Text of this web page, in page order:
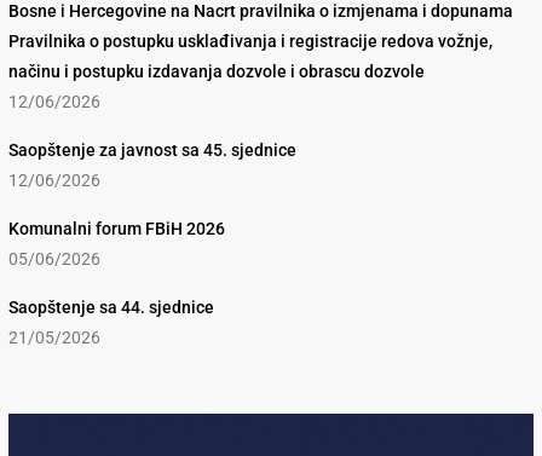
Bosne i Hercegovine na Nacrt pravilnika o izmjenama i dopunama
Pravilnika o postupku usklađivanja i registracije redova vožnje,
načinu i postupku izdavanja dozvole i obrascu dozvole
12/06/2026
Saopštenje za javnost sa 45. sjednice
12/06/2026
Komunalni forum FBiH 2026
05/06/2026
Saopštenje sa 44. sjednice
21/05/2026